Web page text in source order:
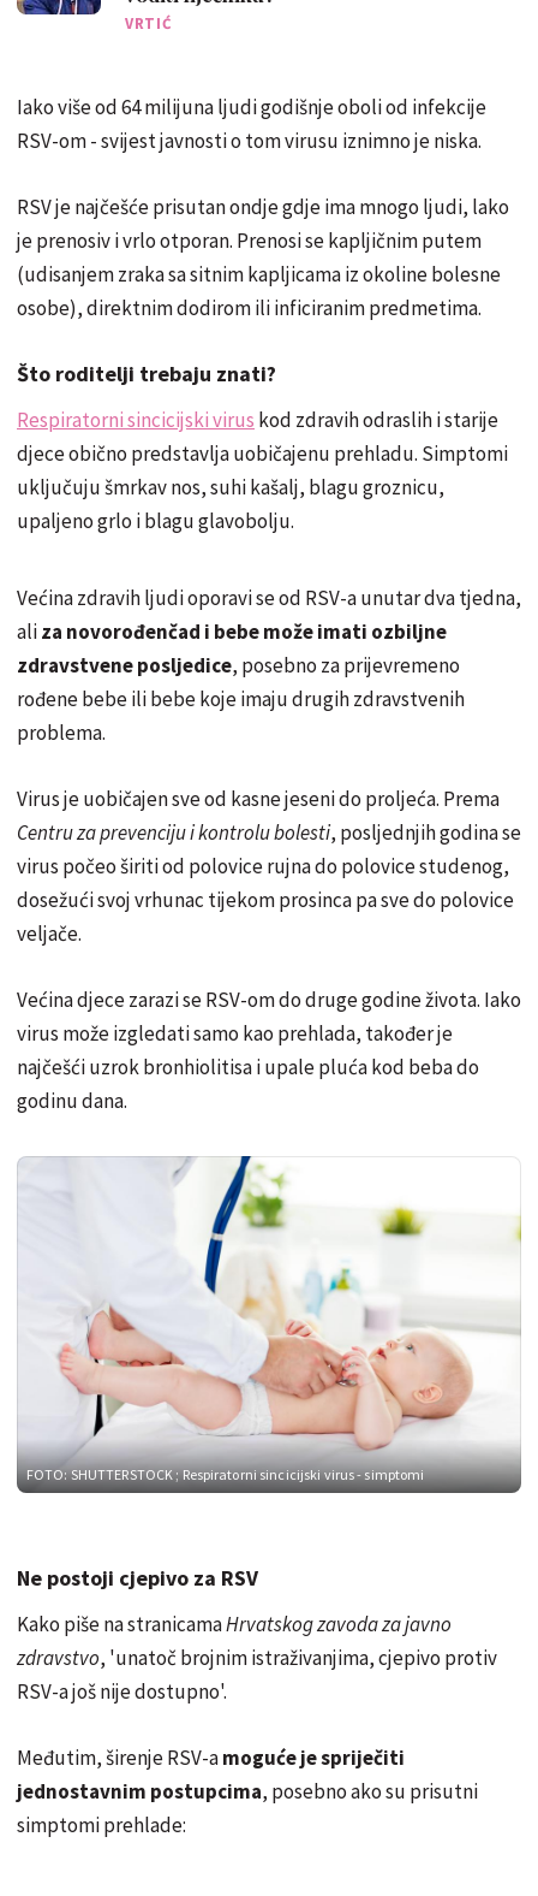
VRTIĆ
Iako više od 64 milijuna ljudi godišnje oboli od infekcije
RSV-om - svijest javnosti o tom virusu iznimno je niska.
RSV je najčešće prisutan ondje gdje ima mnogo ljudi, lako
je prenosiv i vrlo otporan. Prenosi se kapljičnim putem
(udisanjem zraka sa sitnim kapljicama iz okoline bolesne
osobe), direktnim dodirom ili inficiranim predmetima.
Što roditelji trebaju znati?
Respiratorni sincicijski virus kod zdravih odraslih i starije
djece obično predstavlja uobičajenu prehladu. Simptomi
uključuju šmrkav nos, suhi kašalj, blagu groznicu,
upaljeno grlo i blagu glavobolju.
Većina zdravih ljudi oporavi se od RSV-a unutar dva tjedna,
aliza novorođenčad i bebe može imati ozbiljne
zdravstvene posljedice, posebno za prijevremeno
rođene bebe ili bebe koje imaju drugih zdravstvenih
problema.
Virus je uobičajen sve od kasne jeseni do proljeća. Prema
Centru za prevenciju i kontrolu bolesti, posljednjih godina se
virus počeo širiti od polovice rujna do polovice studenog,
dosežući svoj vrhunac tijekom prosinca pa sve do polovice
veljače.
Većina djece zarazi se RSV-om do druge godine života. Iako
virus može izgledati samo kao prehlada, također je
najčešći uzrok bronhiolitisa i upale pluća kod beba do
godinu dana.
FOTO: SHUTTERSTOCK; Respiratorni sincicijski virus - simptomi
Ne postoji cjepivo za RSV
Kako piše na stranicamaHrvatskog zavoda za javno
zdravstvo, 'unatoč brojnim istraživanjima, cjepivo protiv
RSV-a još nije dostupno'.
Međutim, širenje RSV-amoguće je spriječiti
jednostavnim postupcima, posebno ako su prisutni
simptomi prehlade: